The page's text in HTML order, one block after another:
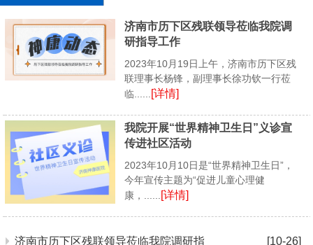
济南市历下区残联领导莅临我院调
研指导工作
2023年10月19日上午，济南市历下区残
联理事长杨锋，副理事长徐功钦一行莅
临...... [详情]
我院开展“世界精神卫生日”义诊宣
传进社区活动
2023年10月10日是“世界精神卫生日”，
今年宣传主题为“促进儿童心理健
康，...... [详情]
济南市历下区残联领导莅临我院调研指 [10-26]